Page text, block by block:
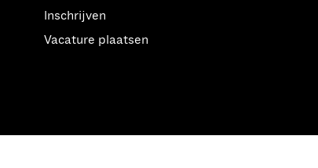
Inschrijven
Vacature plaatsen